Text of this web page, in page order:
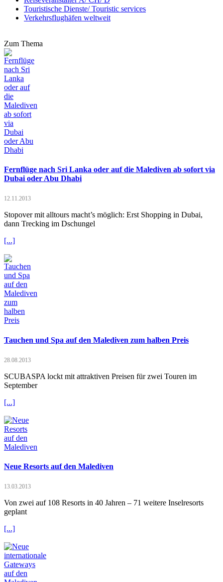
Touristische Dienste/ Touristic services
Verkehrsflughäfen weltweit
Zum Thema
Fernflüge nach Sri Lanka oder auf die Malediven ab sofort via
Dubai oder Abu Dhabi
12.11.2013
Stopover mit alltours macht’s möglich: Erst Shopping in Dubai,
dann Trecking im Dschungel
[...]
Tauchen und Spa auf den Malediven zum halben Preis
28.08.2013
SCUBASPA lockt mit attraktiven Preisen für zwei Touren im
September
[...]
Neue Resorts auf den Malediven
13.03.2013
Von zwei auf 108 Resorts in 40 Jahren – 71 weitere Inselresorts
geplant
[...]